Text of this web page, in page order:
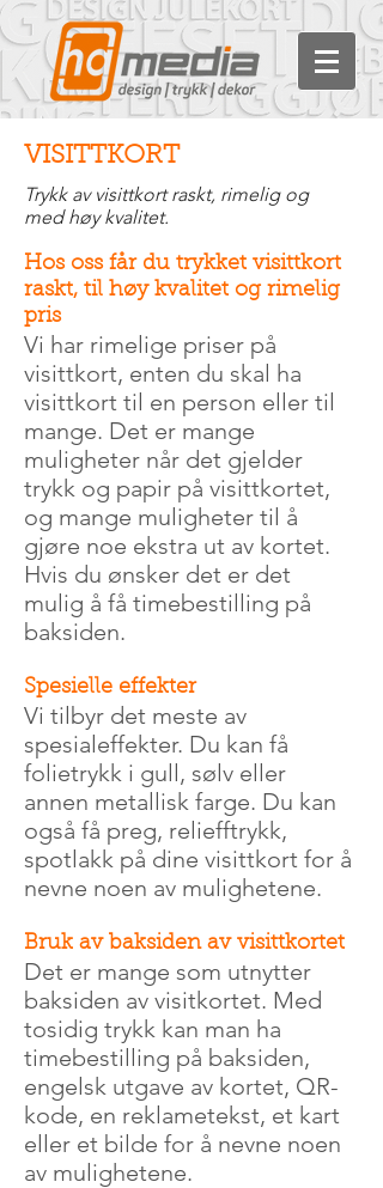
VISITTKORT
Trykk av visittkort raskt, rimelig og
med høy kvalitet.
Hos oss får du trykket visittkort
raskt, til høy kvalitet og rimelig
pris
Vi har rimelige priser på
visittkort, enten du skal ha
visittkort til en person eller til
mange. Det er mange
muligheter når det gjelder
trykk og papir på visittkortet,
og mange muligheter til å
gjøre noe ekstra ut av kortet.
Hvis du ønsker det er det
mulig å få timebestilling på
baksiden.
Spesielle effekter
Vi tilbyr det meste av
spesialeffekter. Du kan få
folietrykk i gull, sølv eller
annen metallisk farge. Du kan
også få preg, reliefftrykk,
spotlakk på dine visittkort for å
nevne noen av mulighetene.
Bruk av baksiden av visittkortet
Det er mange som utnytter
baksiden av visitkortet. Med
tosidig trykk kan man ha
timebestilling på baksiden,
engelsk utgave av kortet, QR-
kode, en reklametekst, et kart
eller et bilde for å nevne noen
av mulighetene.